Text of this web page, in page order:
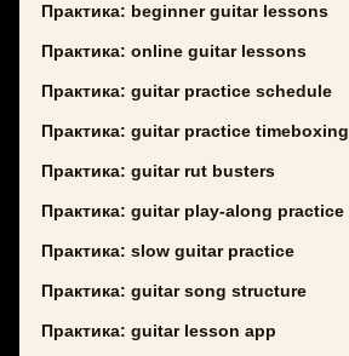
Практика: beginner guitar lessons
Практика: online guitar lessons
Практика: guitar practice schedule
Практика: guitar practice timeboxing
Практика: guitar rut busters
Практика: guitar play-along practice
Практика: slow guitar practice
Практика: guitar song structure
Практика: guitar lesson app